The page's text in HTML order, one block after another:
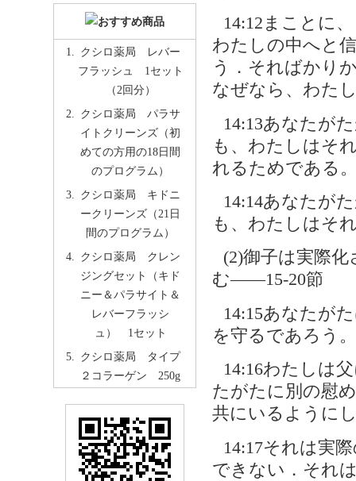
14:12まことに
わたしの中へと
う．そればかり
なぜなら、わた
14:13あなたが
も、わたしはそ
れるためである
14:14あなたが
も、わたしはそ
(2)御子は実際
む――15-20節
14:15あなたが
を守るであろう。
14:16わたしは
たがたに別の慰
共にいるように
14:17それは実
できない．それ
クシロ薬局 レバー
フラッシュ 1セット
（2回分）
クシロ薬局 パラサ
イトクリーンズ（初
めての方用の18日間
のプログラム）
クシロ薬局 キドニ
ークリーンズ（21日
間のプログラム）
クシロ薬局 クレン
ジングセット（キド
ニー＆パラサイト＆
レバーフラッシ
ュ） 1セット
クシロ薬局 タイプ
２コラーゲン 250g